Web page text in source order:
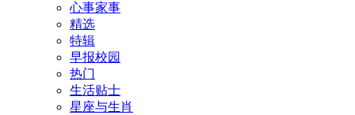
心事家事
精选
特辑
早报校园
热门
生活贴士
星座与生肖